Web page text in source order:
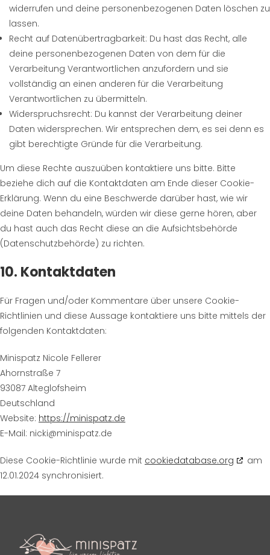
widerrufen und deine personenbezogenen Daten löschen zu
lassen.
Recht auf Datenübertragbarkeit: Du hast das Recht, alle
deine personenbezogenen Daten von dem für die
Verarbeitung Verantwortlichen anzufordern und sie
vollständig an einen anderen für die Verarbeitung
Verantwortlichen zu übermitteln.
Widerspruchsrecht: Du kannst der Verarbeitung deiner
Daten widersprechen. Wir entsprechen dem, es sei denn es
gibt berechtigte Gründe für die Verarbeitung.
Um diese Rechte auszuüben kontaktiere uns bitte. Bitte
beziehe dich auf die Kontaktdaten am Ende dieser Cookie-
Erklärung. Wenn du eine Beschwerde darüber hast, wie wir
deine Daten behandeln, würden wir diese gerne hören, aber
du hast auch das Recht diese an die Aufsichtsbehörde
(Datenschutzbehörde) zu richten.
10. Kontaktdaten
Für Fragen und/oder Kommentare über unsere Cookie-
Richtlinien und diese Aussage kontaktiere uns bitte mittels der
folgenden Kontaktdaten:
Minispatz Nicole Fellerer
Ahornstraße 7
93087 Alteglofsheim
Deutschland
Website: https://minispatz.de
E-Mail: nicki@minispatz.de
Diese Cookie-Richtlinie wurde mit cookiedatabase.org
am
12.01.2024 synchronisiert.